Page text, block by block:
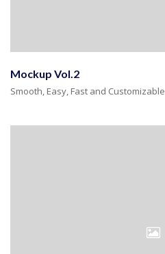
Mockup Vol.2
Smooth, Easy, Fast and Customizable